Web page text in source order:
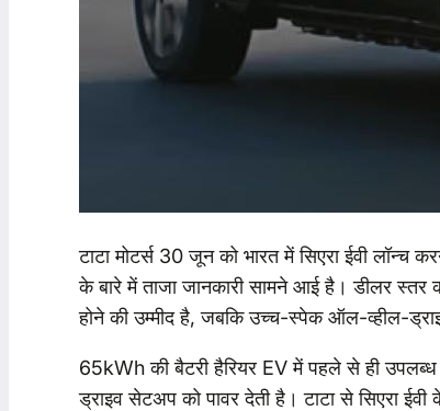
टाटा मोटर्स 30 जून को भारत में सिएरा ईवी
के बारे में ताजा जानकारी सामने आई है। डीलर
होने की उम्मीद है, जबकि उच्च-स्पेक ऑल-व्हील-
65kWh की बैटरी हैरियर EV में पहले से ही
ड्राइव सेटअप को पावर देती है। टाटा से सिएरा